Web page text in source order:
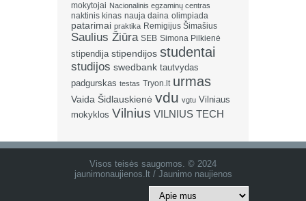
mokytojai Nacionalinis egzaminų centras
naktinis kinas nauja daina olimpiada
patarimai praktika Remigijus Šimašius
Saulius Žiūra SEB Simona Pilkienė
stipendija stipendijos studentai
studijos swedbank tautvydas
padgurskas testas Tryon.lt urmas
Vaida Šidlauskienė vdu vgtu Vilniaus
mokyklos Vilnius VILNIUS TECH
Visos teisės saugomos. © 2024
jaunimonaujienos.lt / Jaunimo naujienos